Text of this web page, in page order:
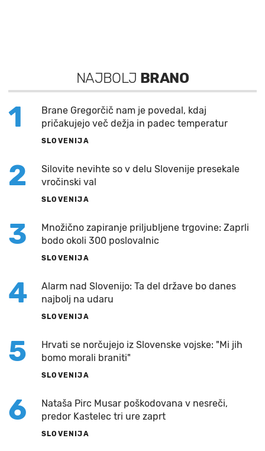
NAJBOLJ BRANO
1
Brane Gregorčič nam je povedal, kdaj
pričakujejo več dežja in padec temperatur
SLOVENIJA
2
Silovite nevihte so v delu Slovenije presekale
vročinski val
SLOVENIJA
3
Množično zapiranje priljubljene trgovine: Zaprli
bodo okoli 300 poslovalnic
SLOVENIJA
4
Alarm nad Slovenijo: Ta del države bo danes
najbolj na udaru
SLOVENIJA
5
Hrvati se norčujejo iz Slovenske vojske: "Mi jih
bomo morali braniti"
SLOVENIJA
6
Nataša Pirc Musar poškodovana v nesreči,
predor Kastelec tri ure zaprt
SLOVENIJA